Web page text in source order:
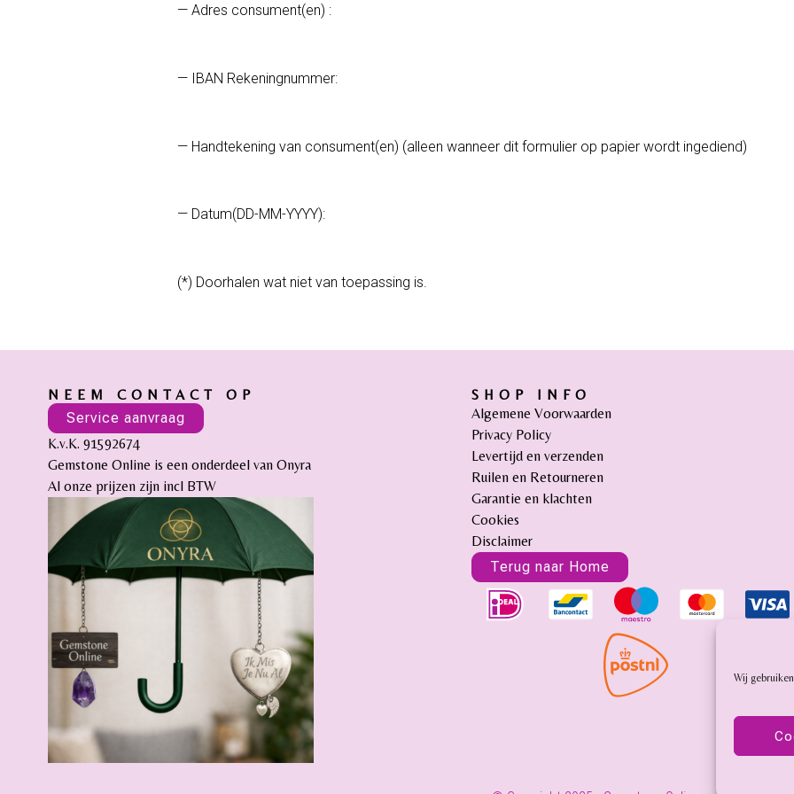
Wij
— Adres consument(en) :
— IBAN Rekeningnummer:
— Handtekening van consument(en) (alleen wanneer dit formulier op papier wordt ingediend)
— Datum(DD-MM-YYYY):
(*) Doorhalen wat niet van toepassing is.
NEEM CONTACT OP
Service aanvraag
K.v.K. 91592674
Gemstone Online is een onderdeel van Onyra
Al onze prijzen zijn incl BTW
SHOP INFO
Algemene Voorwaarden
Privacy Policy
Levertijd en verzenden
Ruilen en Retourneren
Garantie en klachten
Cookies
Disclaimer
Terug naar Home